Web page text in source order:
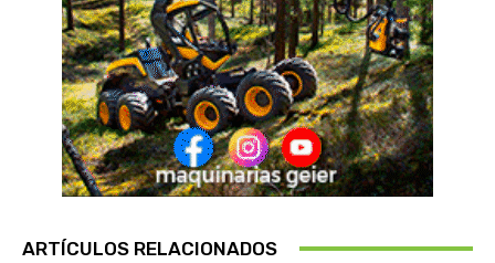
ARTÍCULOS RELACIONADOS